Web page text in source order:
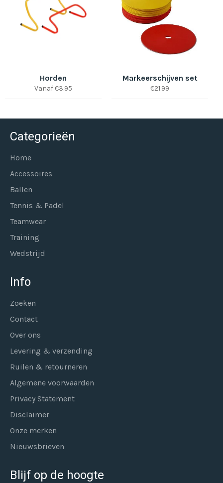
Horden
Vanaf €3.95
Markeerschijven set
Normale
€21.99
Categorieën
Home
Accessoires
Ballen
Tennis & Padel
Teamwear
Training
Wedstrijd
Info
Zoeken
Contact
Over ons
Levering & verzending
Ruilen & retourneren
Algemene voorwaarden
Privacy Statement
Disclaimer
Onze merken
Nieuwsbrieven
Blijf op de hoogte